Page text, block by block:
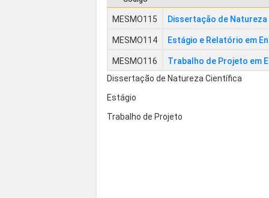
MESMO115 Dissertação de Natureza
MESMO114 Estágio e Relatório em
MESMO116
Trabalho de Projeto em
Dissertação de Natureza Científica
Estágio
Trabalho de Projeto